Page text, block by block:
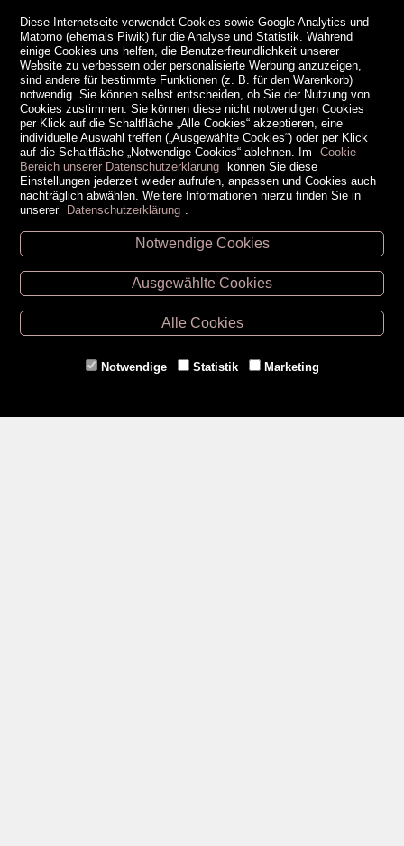
Unsere Öffnungszeiten
Retz -02942/20433
Hollabrunn -02952/30057
Eggenburg -02984/3836
Gmünd -
Diese Internetseite verwendet Cookies sowie Google Analytics und
Matomo (ehemals Piwik) für die Analyse und Statistik. Während
einige Cookies uns helfen, die Benutzerfreundlichkeit unserer
Website zu verbessern oder personalisierte Werbung anzuzeigen,
sind andere für bestimmte Funktionen (z. B. für den Warenkorb)
notwendig. Sie können selbst entscheiden, ob Sie der Nutzung von
Cookies zustimmen. Sie können diese nicht notwendigen Cookies
per Klick auf die Schaltfläche „Alle Cookies“ akzeptieren, eine
individuelle Auswahl treffen („Ausgewählte Cookies“) oder per Klick
auf die Schaltfläche „Notwendige Cookies“ ablehnen. Im
Cookie-
Bereich unserer Datenschutzerklärung können Sie diese
Einstellungen jederzeit wieder aufrufen, anpassen und Cookies auch
nachträglich abwählen. Weitere Informationen hierzu finden Sie in
unserer Datenschutzerklärung
Notwendige Cookies
Ausgewählte Cookies
Alle Cookies
Notwendige Statistik Marketing